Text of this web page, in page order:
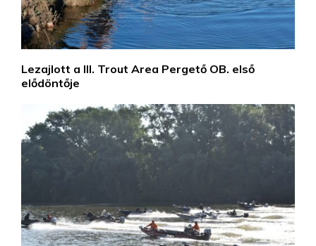
Lezajlott a III. Trout Area Pergető OB. első
elődöntője